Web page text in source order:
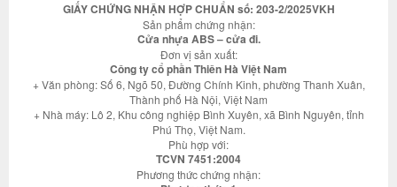
GIẤY CHỨNG NHẬN HỢP CHUẨN số: 203-2/2025VKH
Sản phẩm chứng nhận:
Cửa nhựa ABS – cửa đi.
Đơn vị sản xuất:
Công ty cổ phần Thiên Hà Việt Nam
+ Văn phòng: Số 6, Ngõ 50, Đường Chính Kinh, phường Thanh Xuân,
Thành phố Hà Nội, Việt Nam
+ Nhà máy: Lô 2, Khu công nghiệp Bình Xuyên, xã Bình Nguyên, tỉnh
Phú Thọ, Việt Nam.
Phù hợp với:
TCVN 7451:2004
Phương thức chứng nhận: